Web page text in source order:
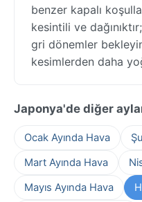
benzer kapalı
kesintili ve
gri dönemler
kesimlerden daha
Japonya'de diğer
Ocak Ayında Hava
Mart Ayında Hava
Mayıs Ayında Hava